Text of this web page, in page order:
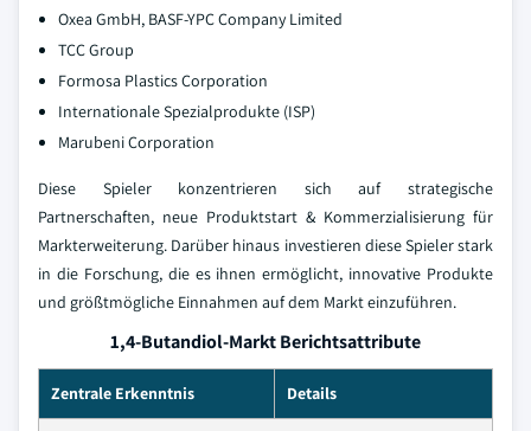
Oxea GmbH, BASF-YPC Company Limited
TCC Group
Formosa Plastics Corporation
Internationale Spezialprodukte (ISP)
Marubeni Corporation
Diese Spieler konzentrieren sich auf strategische
Partnerschaften, neue Produktstart & Kommerzialisierung für
Markterweiterung. Darüber hinaus investieren diese Spieler stark
in die Forschung, die es ihnen ermöglicht, innovative Produkte
und größtmögliche Einnahmen auf dem Markt einzuführen.
1,4-Butandiol-Markt Berichtsattribute
Zentrale Erkenntnis Details